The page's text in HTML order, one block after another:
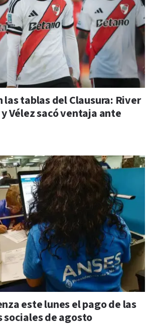
las tablas del Clausura: River
Vélez sacó ventaja ante
este lunes el pago de las
sociales de agosto